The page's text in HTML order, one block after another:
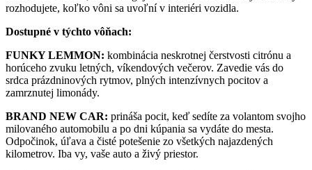
rozhodujete, koľko vôni sa uvoľní v interiéri vozidla.
Dostupné v týchto vôňach:
FUNKY LEMMON: kombinácia neskrotnej čerstvosti citrónu a
horúceho zvuku letných, víkendových večerov. Zavedie vás do
srdca prázdninových rytmov, plných intenzívnych pocitov a
zamrznutej limonády.
BRAND NEW CAR: prináša pocit, keď sedíte za volantom svojho
milovaného automobilu a po dni kúpania sa vydáte do mesta.
Odpočinok, úľava a čisté potešenie zo všetkých najazdených
kilometrov. Iba vy, vaše auto a živý priestor.